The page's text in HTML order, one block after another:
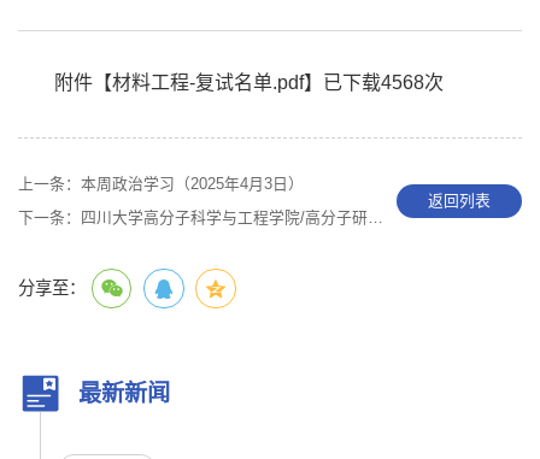
附件【材料工程-复试名单.pdf】已下载4568次
上一条： 本周政治学习（2025年4月3日）
下一条： 四川大学高分子科学与工程学院/高分子研究所2025年博士研究生材料评议分数查询通知
返回列表
分享至：
最新新闻